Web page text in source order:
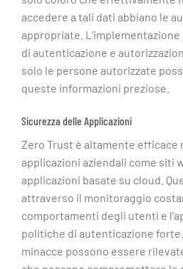
accedere a tali dati abbiano le
appropriate.
di autenticazione e
solo le persone autorizzate
queste informazioni preziose.
Sicurezza delle Applicazioni
Zero Trust è altamente efficace
applicazioni aziendali come siti
applicazioni basate su cloud.
attraverso il monitoraggio
comportamenti degli utenti e
politiche di autenticazione
minacce possono essere